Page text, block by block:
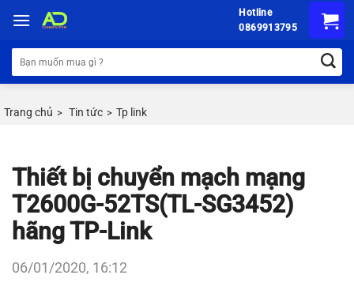
đến
nội
dung
Hotline
0869913795
Tìm
kiếm:
Trang chủ > Tin tức > Tp link
Thiết bị chuyển mạch mạng
T2600G-52TS(TL-SG3452)
hãng TP-Link
06/01/2020, 16:12